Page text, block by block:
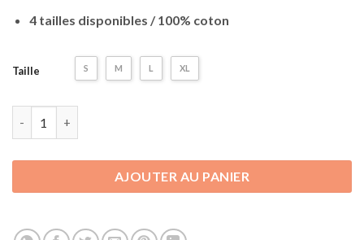
4 tailles disponibles / 100% coton
Taille S M L XL
AJOUTER AU PANIER